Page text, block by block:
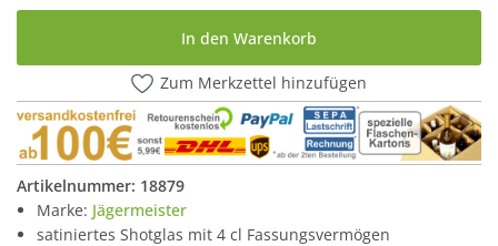
In den Warenkorb
Zum Merkzettel hinzufügen
Artikelnummer: 18879
Marke: Jägermeister
satiniertes Shotglas mit 4 cl Fassungsvermögen